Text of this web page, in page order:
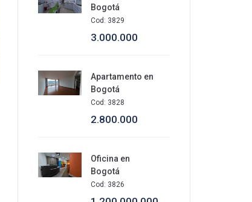
Bogotá
Cod: 3829
3.000.000
Apartamento en
Bogotá
Cod: 3828
2.800.000
Oficina en
Bogotá
Cod: 3826